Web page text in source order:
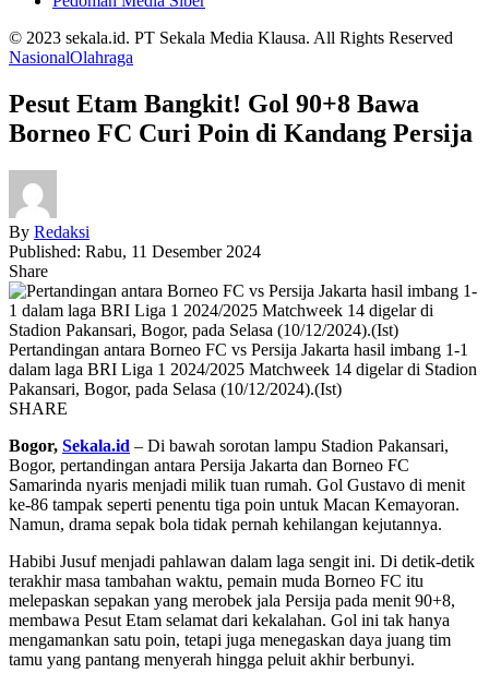
© 2023 sekala.id. PT Sekala Media Klausa. All Rights Reserved
NasionalOlahraga
Pesut Etam Bangkit! Gol 90+8 Bawa
Borneo FC Curi Poin di Kandang Persija
By Redaksi
Published: Rabu, 11 Desember 2024
Share
Pertandingan antara Borneo FC vs Persija Jakarta hasil imbang 1-1
dalam laga BRI Liga 1 2024/2025 Matchweek 14 digelar di Stadion
Pakansari, Bogor, pada Selasa (10/12/2024).(Ist)
SHARE
Bogor, Sekala.id – Di bawah sorotan lampu Stadion Pakansari,
Bogor, pertandingan antara Persija Jakarta dan Borneo FC
Samarinda nyaris menjadi milik tuan rumah. Gol Gustavo di menit
ke-86 tampak seperti penentu tiga poin untuk Macan Kemayoran.
Namun, drama sepak bola tidak pernah kehilangan kejutannya.
Habibi Jusuf menjadi pahlawan dalam laga sengit ini. Di detik-detik
terakhir masa tambahan waktu, pemain muda Borneo FC itu
melepaskan sepakan yang merobek jala Persija pada menit 90+8,
membawa Pesut Etam selamat dari kekalahan. Gol ini tak hanya
mengamankan satu poin, tetapi juga menegaskan daya juang tim
tamu yang pantang menyerah hingga peluit akhir berbunyi.